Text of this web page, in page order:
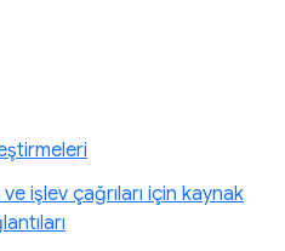
işlev çağrıları için kaynak